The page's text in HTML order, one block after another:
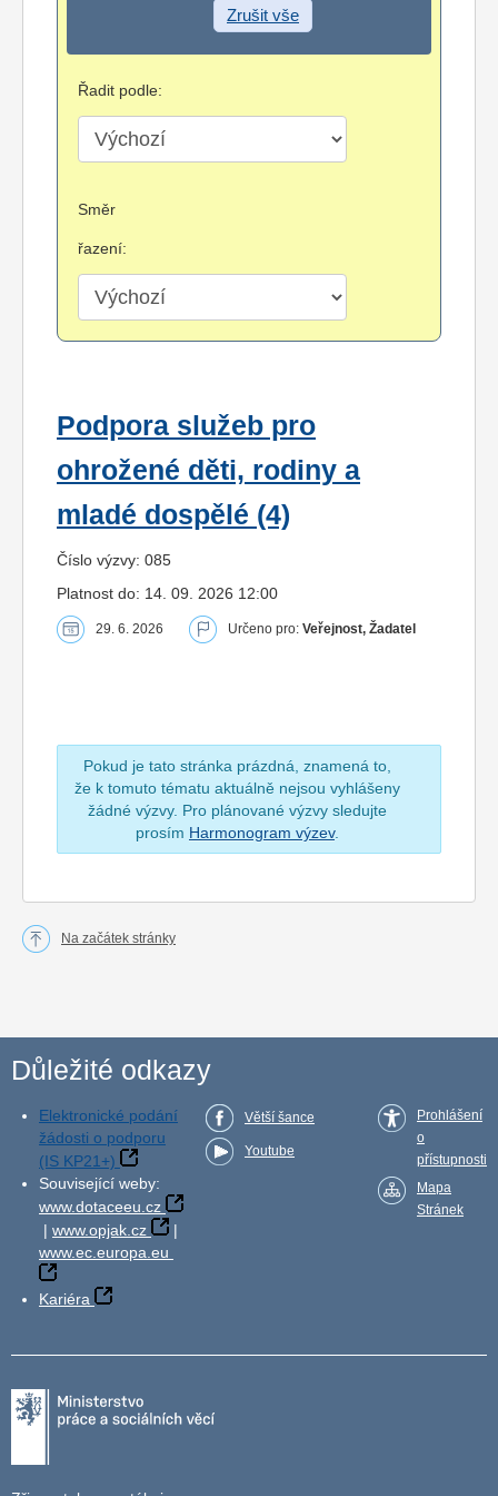
Zrušit vše
Řadit podle:
Směr
řazení:
Podpora služeb pro
ohrožené děti, rodiny a
mladé dospělé (4)
Číslo výzvy: 085
Platnost do: 14. 09. 2026 12:00
29. 6. 2026 Určeno pro: Veřejnost, Žadatel
Pokud je tato stránka prázdná, znamená to,
že k tomuto tématu aktuálně nejsou vyhlášeny
žádné výzvy. Pro plánované výzvy sledujte
prosím Harmonogram výzev.
Na začátek stránky
Důležité odkazy
Elektronické podání
žádosti o podporu
(IS KP21+)
Související weby:
www.dotaceeu.cz
| www.opjak.cz
|
www.ec.europa.eu
Kariéra
Větší šance
Youtube
Prohlášení
o
přístupnosti
Mapa
Stránek